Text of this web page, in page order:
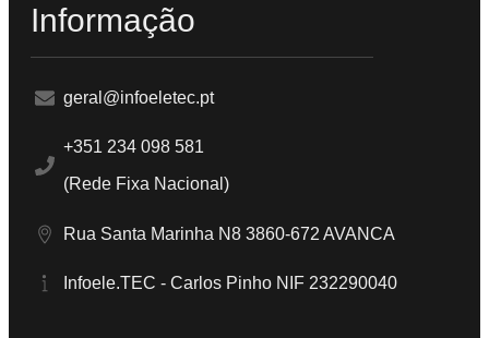
Informação
geral@infoeletec.pt
+351 234 098 581
(Rede Fixa Nacional)
Rua Santa Marinha N8 3860-672 AVANCA
Infoele.TEC - Carlos Pinho NIF 232290040